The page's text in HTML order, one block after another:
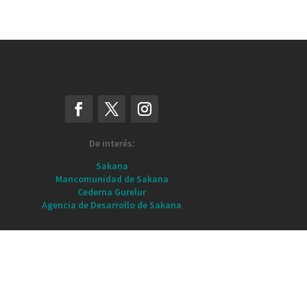
De interés:
Sakana
Mancomunidad de Sakana
Cederna Gurelur
Agencia de Desarrollo de Sakana